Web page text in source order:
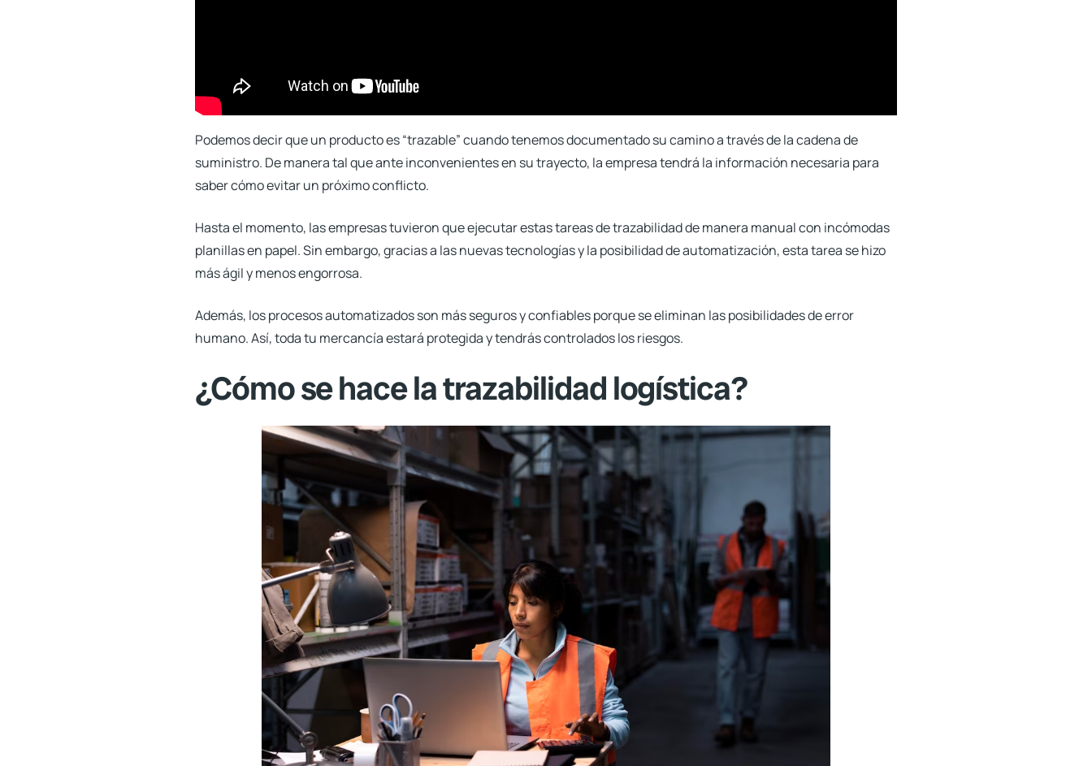
Podemos decir que un producto es “trazable” cuando tenemos documentado su camino a través de la cadena de
suministro. De manera tal que ante inconvenientes en su trayecto, la empresa tendrá la información necesaria para
saber cómo evitar un próximo conflicto.
Hasta el momento, las empresas tuvieron que ejecutar estas tareas de trazabilidad de manera manual con incómodas
planillas en papel. Sin embargo, gracias a las nuevas tecnologías y la posibilidad de automatización, esta tarea se hizo
más ágil y menos engorrosa.
Además, los procesos automatizados son más seguros y confiables porque se eliminan las posibilidades de error
humano. Así, toda tu mercancía estará protegida y tendrás controlados los riesgos.
¿Cómo se hace la trazabilidad logística?